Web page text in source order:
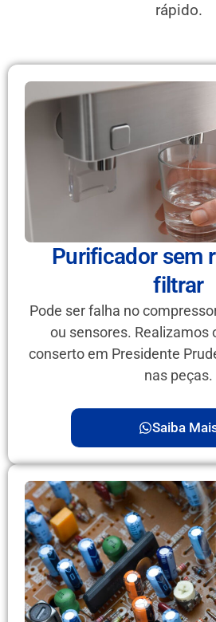
rápido.
Purificador sem
filtrar
Pode ser falha no
ou sensores. Realizamos
conserto em Presidente
nas peças.
Saiba